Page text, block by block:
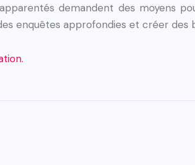
demandent des moyens
enquêtes approfondies et créer des